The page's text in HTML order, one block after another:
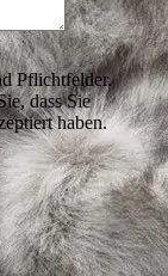
Pflichtfelder.
dass Sie
haben.